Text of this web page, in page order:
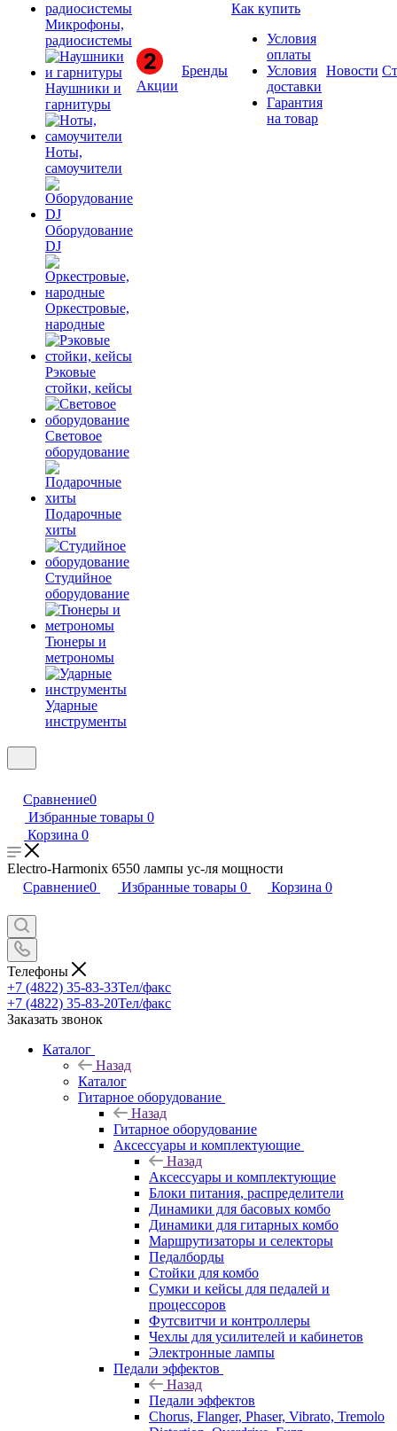
Микрофоны,
радиосистемы
Наушники и
гарнитуры
Ноты,
самоучители
Оборудование
DJ
Оркестровые,
народные
Рэковые
стойки, кейсы
Световое
оборудование
Подарочные
хиты
Студийное
оборудование
Тюнеры и
метрономы
Ударные
инструменты
Акции
Бренды
Как купить
Условия
оплаты
Условия
доставки
Гарантия
на товар
Новости
Сравнение0
Избранные товары 0
Корзина 0
Electro-Harmonix 6550 лампы ус-ля мощности
Сравнение0 Избранные товары 0 Корзина 0
Телефоны
+7 (4822) 35-83-33Тел/факс
+7 (4822) 35-83-20Тел/факс
Заказать звонок
Каталог
Назад
Каталог
Гитарное оборудование
Назад
Гитарное оборудование
Аксессуары и комплектующие
Назад
Аксессуары и комплектующие
Блоки питания, распределители
Динамики для басовых комбо
Динамики для гитарных комбо
Маршрутизаторы и селекторы
Педалборды
Стойки для комбо
Сумки и кейсы для педалей и
процессоров
Футсвитчи и контроллеры
Чехлы для усилителей и кабинетов
Электронные лампы
Педали эффектов
Назад
Педали эффектов
Chorus, Flanger, Phaser, Vibrato, Tremolo